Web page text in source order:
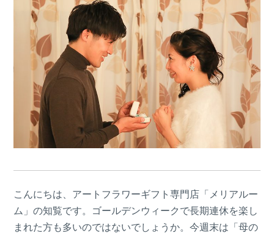
こんにちは、アートフラワーギフト専門店「メリアルー
ム」の知覧です。ゴールデンウィークで長期連休を楽し
まれた方も多いのではないでしょうか。今週末は「母の